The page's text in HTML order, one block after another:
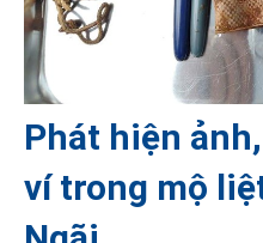
Phát hiện
ví trong mộ